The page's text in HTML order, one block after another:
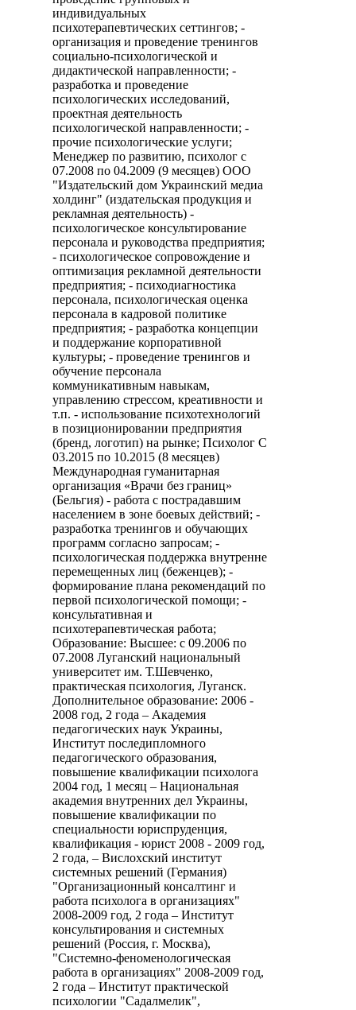
индивидуальных
психотерапевтических сеттингов; -
организация и проведение тренингов
социально-психологической и
дидактической направленности; -
разработка и проведение
психологических исследований,
проектная деятельность
психологической направленности; -
прочие психологические услуги;
Менеджер по развитию, психолог с
07.2008 по 04.2009 (9 месяцев) ООО
"Издательский дом Украинский медиа
холдинг" (издательская продукция и
рекламная деятельность) -
психологическое консультирование
персонала и руководства предприятия;
- психологическое сопровождение и
оптимизация рекламной деятельности
предприятия; - психодиагностика
персонала, психологическая оценка
персонала в кадровой политике
предприятия; - разработка концепции
и поддержание корпоративной
культуры; - проведение тренингов и
обучение персонала
коммуникативным навыкам,
управлению стрессом, креативности и
т.п. - использование психотехнологий
в позиционировании предприятия
(бренд, логотип) на рынке; Психолог С
03.2015 по 10.2015 (8 месяцев)
Международная гуманитарная
организация «Врачи без границ»
(Бельгия) - работа с пострадавшим
населением в зоне боевых действий; -
разработка тренингов и обучающих
программ согласно запросам; -
психологическая поддержка внутренне
перемещенных лиц (беженцев); -
формирование плана рекомендаций по
первой психологической помощи; -
консультативная и
психотерапевтическая работа;
Образование: Высшее: с 09.2006 по
07.2008 Луганский национальный
университет им. Т.Шевченко,
практическая психология, Луганск.
Дополнительное образование: 2006 -
2008 год, 2 года – Академия
педагогических наук Украины,
Институт последипломного
педагогического образования,
повышение квалификации психолога
2004 год, 1 месяц – Национальная
академия внутренних дел Украины,
повышение квалификации по
специальности юриспруденция,
квалификация - юрист 2008 - 2009 год,
2 года, – Вислохский институт
системных решений (Германия)
"Организационный консалтинг и
работа психолога в организациях"
2008-2009 год, 2 года – Институт
консультирования и системных
решений (Россия, г. Москва),
"Системно-феноменологическая
работа в организациях" 2008-2009 год,
2 года – Институт практической
психологии "Садалмелик",